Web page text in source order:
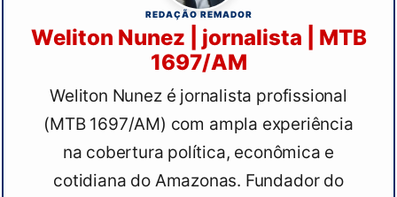
REDAÇÃO REMADOR
Weliton Nunez | jornalista | MTB
1697/AM
Weliton Nunez é jornalista profissional
(MTB 1697/AM) com ampla experiência
na cobertura política, econômica e
cotidiana do Amazonas. Fundador do